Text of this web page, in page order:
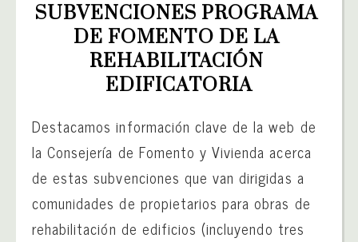
SUBVENCIONES PROGRAMA
DE FOMENTO DE LA
REHABILITACIÓN
EDIFICATORIA
Destacamos información clave de la web de
la Consejería de Fomento y Vivienda acerca
de estas subvenciones que van dirigidas a
comunidades de propietarios para obras de
rehabilitación de edificios (incluyendo tres